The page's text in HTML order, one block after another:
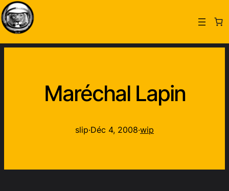
Maréchal Lapin
slip·Déc 4, 2008·wip